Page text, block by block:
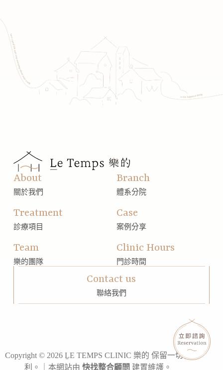
About
關於我們
Branch
體系分院
Treatment
診療項目
Case
案例分享
Team
樂的團隊
Clinic Hours
門診時間
Contact us
聯絡我們
Copyright © 2026 ḺE TEMPS CLINIC 樂的 保留一切權
利。｜本網站由快找整合顧問 建置維護。